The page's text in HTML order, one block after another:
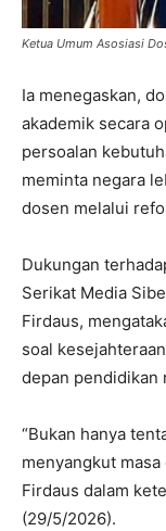
Ketua Umum Asosiasi
Ia menegaskan,
akademik secara
persoalan
meminta negara
dosen melalui
Dukungan
Serikat Media
Firdaus,
soal
depan pendidikan
“Bukan hanya
menyangkut
Firdaus dalam
(29/5/2026).